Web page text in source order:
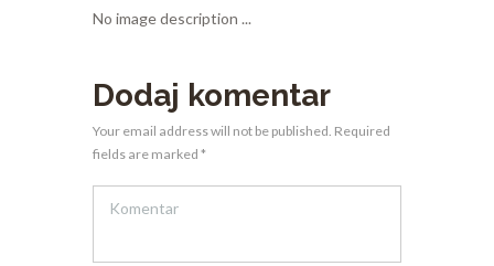
No image description ...
Dodaj komentar
Your email address will not be published. Required
fields are marked *